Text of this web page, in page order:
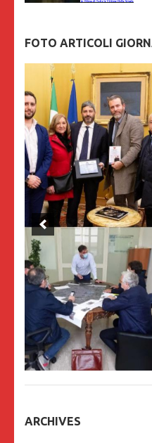
FOTO ARTICOLI
ARCHIVES